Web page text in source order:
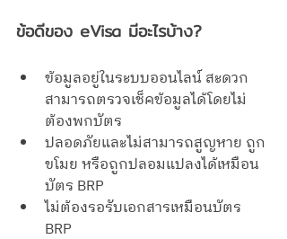
ข้อดีของ eVisa มีอะไรบ้าง?
ข้อมูลอยู่ในระบบออนไลน์ สะดวก
สามารถตรวจเช็คข้อมูลได้โดยไม่
ต้องพกบัตร
ปลอดภัยและไม่สามารถสูญหาย ถูก
ขโมย หรือถูกปลอมแปลงได้เหมือน
บัตร BRP
ไม่ต้องรอรับเอกสารเหมือนบัตร
BRP